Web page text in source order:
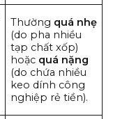
Thường quá nhẹ
(do pha nhiều
tạp chất xốp)
hoặc quá nặng
(do chứa nhiều
keo dính công
nghiệp rẻ tiền).